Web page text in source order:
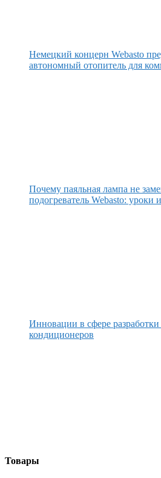
Немецкий концерн Webasto
автономный отопитель для
Почему паяльная лампа не
подогреватель Webasto: уроки
Инновации в сфере
кондиционеров
Товары